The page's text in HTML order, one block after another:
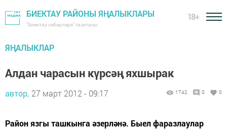
БИЕКТАУ РАЙОНЫ ЯҢАЛЫКЛАРЫ
"Биектау хәбәрләре" газетасы
18+
ЯҢАЛЫКЛАР
Алдан чарасын күрсәң яхшырак
автор, 27 март 2012 - 09:17 1742 0 0
Район язгы ташкынга әзерләнә. Быел фаразлаулар